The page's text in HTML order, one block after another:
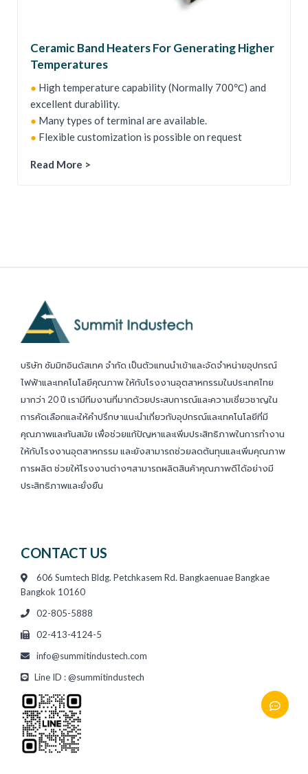
Ceramic Band Heaters For Generating Higher
Temperatures
● High temperature capability (Normally 700℃) and
excellent durability.
● Many types of terminal are available.
● Flexible customization is possible on request
Read More >
บริษัท ซัมมิทอินดัสเทค จำกัด เป็นตัวแทนนำเข้าและจัดจำหน่ายอุปกรณ์
ไฟฟ้าและเทคโนโลยีคุณภาพ ให้กับโรงงานอุตสาหกรรมในประเทศไทย
มากว่า 20 ปี เรามีทีมงานที่มากด้วยประสบการณ์และความเชี่ยวชาญใน
การคัดเลือกและให้คำปรึกษาแนะนำเกี่ยวกับอุปกรณ์และเทคโนโลยีที่มี
คุณภาพและทันสมัย เพื่อช่วยแก้ปัญหาและเพิ่มประสิทธิภาพในการทำงาน
ให้กับโรงงานอุตสาหกรรม และยังสามารถช่วยลดต้นทุนและเพิ่มคุณภาพ
การผลิต ช่วยให้โรงงานต่างๆสามารถผลิตสินค้าคุณภาพดีได้อย่างมี
ประสิทธิภาพและยั่งยืน
CONTACT US
606 Sumtech Bldg. Petchkasem Rd. Bangkaenuae Bangkae
Bangkok 10160
02-805-5888
02-413-4124-5
info@summitindustech.com
Line ID : @summitindustech